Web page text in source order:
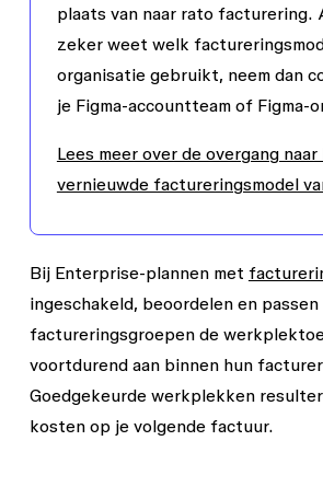
plaats van naar rato facturering.
zeker weet welk
organisatie gebruikt, neem dan
je Figma-accountteam of Figma-
Lees meer over de overgang naar
vernieuwde factureringsmodel
Bij Enterprise-plannen met
ingeschakeld, beoordelen en
factureringsgroepen de
voortdurend aan binnen hun
Goedgekeurde werkplekken
kosten op je volgende factuur.